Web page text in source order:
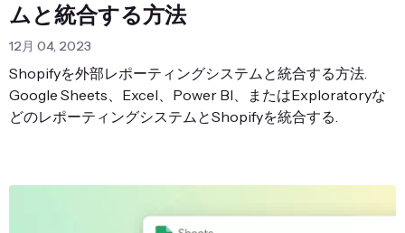
ムと統合する方法
12月 04, 2023
Shopifyを外部レポーティングシステムと統合する方法.
Google Sheets、Excel、Power BI、またはExploratoryな
どのレポーティングシステムとShopifyを統合する.